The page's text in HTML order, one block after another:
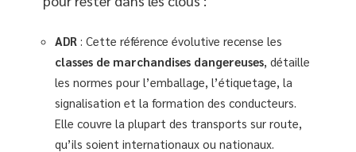
ADR : Cette référence évolutive recense les
classes de marchandises dangereuses , détaille
les normes pour l’emballage, l’étiquetage, la
signalisation et la formation des conducteurs.
Elle couvre la plupart des transports sur route,
qu’ils soient internationaux ou nationaux.